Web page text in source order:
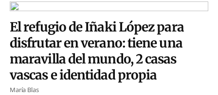
El refugio de Iñaki López para
disfrutar en verano: tiene una
maravilla del mundo, 2 casas
vascas e identidad propia
María Blas